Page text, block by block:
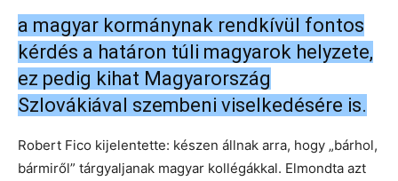
a magyar kormánynak rendkívül fontos
kérdés a határon túli magyarok helyzete,
ez pedig kihat Magyarország
Szlovákiával szembeni viselkedésére is.
Robert Fico kijelentette: készen állnak arra, hogy „bárhol,
bármiről” tárgyaljanak magyar kollégákkal. Elmondta azt